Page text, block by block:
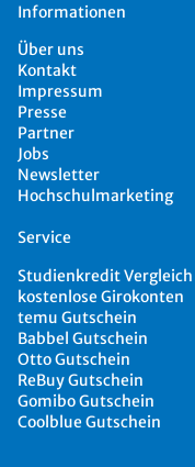
Informationen
Über uns
Kontakt
Impressum
Presse
Partner
Jobs
Newsletter
Hochschulmarketing
Service
Studienkredit Vergleich
kostenlose Girokonten
temu Gutschein
Babbel Gutschein
Otto Gutschein
ReBuy Gutschein
Gomibo Gutschein
Coolblue Gutschein